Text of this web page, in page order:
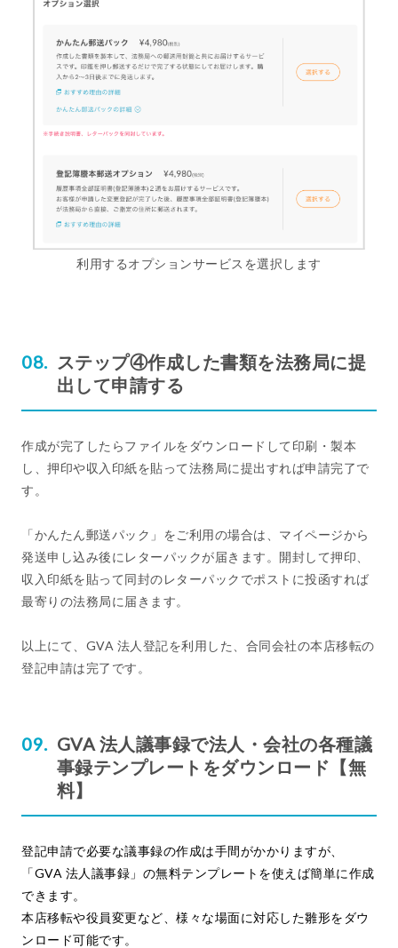
利用するオプションサービスを選択します
ステップ④作成した書類を法務局に提
出して申請する
作成が完了したらファイルをダウンロードして印刷・製本
し、押印や収入印紙を貼って法務局に提出すれば申請完了で
す。
「かんたん郵送パック」をご利用の場合は、マイページから
発送申し込み後にレターパックが届きます。開封して押印、
収入印紙を貼って同封のレターパックでポストに投函すれば
最寄りの法務局に届きます。
以上にて、GVA 法人登記を利用した、合同会社の本店移転の
登記申請は完了です。
GVA 法人議事録で法人・会社の各種議
事録テンプレートをダウンロード【無
料】
登記申請で必要な議事録の作成は手間がかかりますが、
「GVA 法人議事録」の無料テンプレートを使えば簡単に作成
できます。
本店移転や役員変更など、様々な場面に対応した雛形をダウ
ンロード可能です。